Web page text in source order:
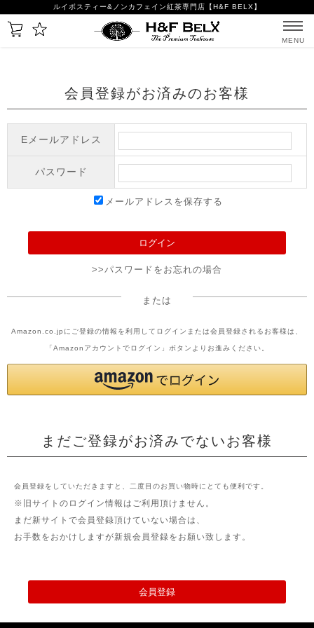
ルイボスティー&ノンカフェイン紅茶専門店【H&F BELX】
MENU
会員登録がお済みのお客様
Eメールアドレス
パスワード
メールアドレスを保存する
>>パスワードをお忘れの場合
または
Amazon.co.jpにご登録の情報を利用してログインまたは会員登録されるお客様は、
「Amazonアカウントでログイン」ボタンよりお進みください。
まだご登録がお済みでないお客様
会員登録をしていただきますと、二度目のお買い物時にとても便利です。
※旧サイトのログイン情報はご利用頂けません。
まだ新サイトで会員登録頂けていない場合は、
お手数をおかけしますが新規会員登録をお願い致します。